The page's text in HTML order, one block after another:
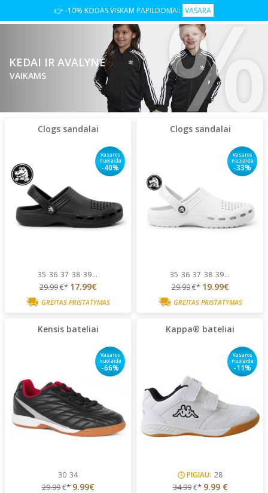
👉 -10% KODAS VISKAM PAPILDOMAI: VASARA
KEDAI IR AVALYNĖ
VAIKAMS %
Clogs sandalai
Vasaros
nuolaida
-40%
35 36 37 38 39...
29.99€* 17.99€
GREITAS PRISTATYMAS
Clogs sandalai
Vasaros
nuolaida
-33%
35 36 37 38 39...
29.99€* 19.99€
GREITAS PRISTATYMAS
Kensis bateliai
Vasaros
nuolaida
-66%
30 34
29.99€* 9.99€
Kappa® bateliai
Vasaros
nuolaida
-11%
PIGIAU: 28
34.99€* 9.99 €